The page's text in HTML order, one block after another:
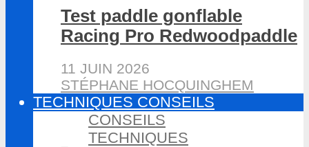
Test paddle gonflable
Racing Pro Redwoodpaddle
11 JUIN 2026
STÉPHANE HOCQUINGHEM
TECHNIQUES CONSEILS
CONSEILS
TECHNIQUES